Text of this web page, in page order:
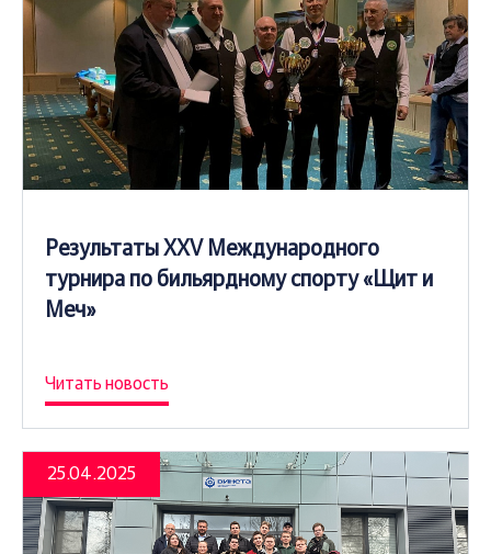
Результаты XXV Международного
турнира по бильярдному спорту «Щит и
Меч»
Читать новость
25.04.2025